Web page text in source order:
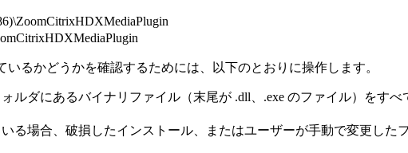
るかどうかを確認するためには、以下のとおりに操作します。
ルダにあるバイナリファイル（末尾が .dll、.exe のファイル）をすべ
る場合、破損したインストール、またはユーザーが手動で変更し